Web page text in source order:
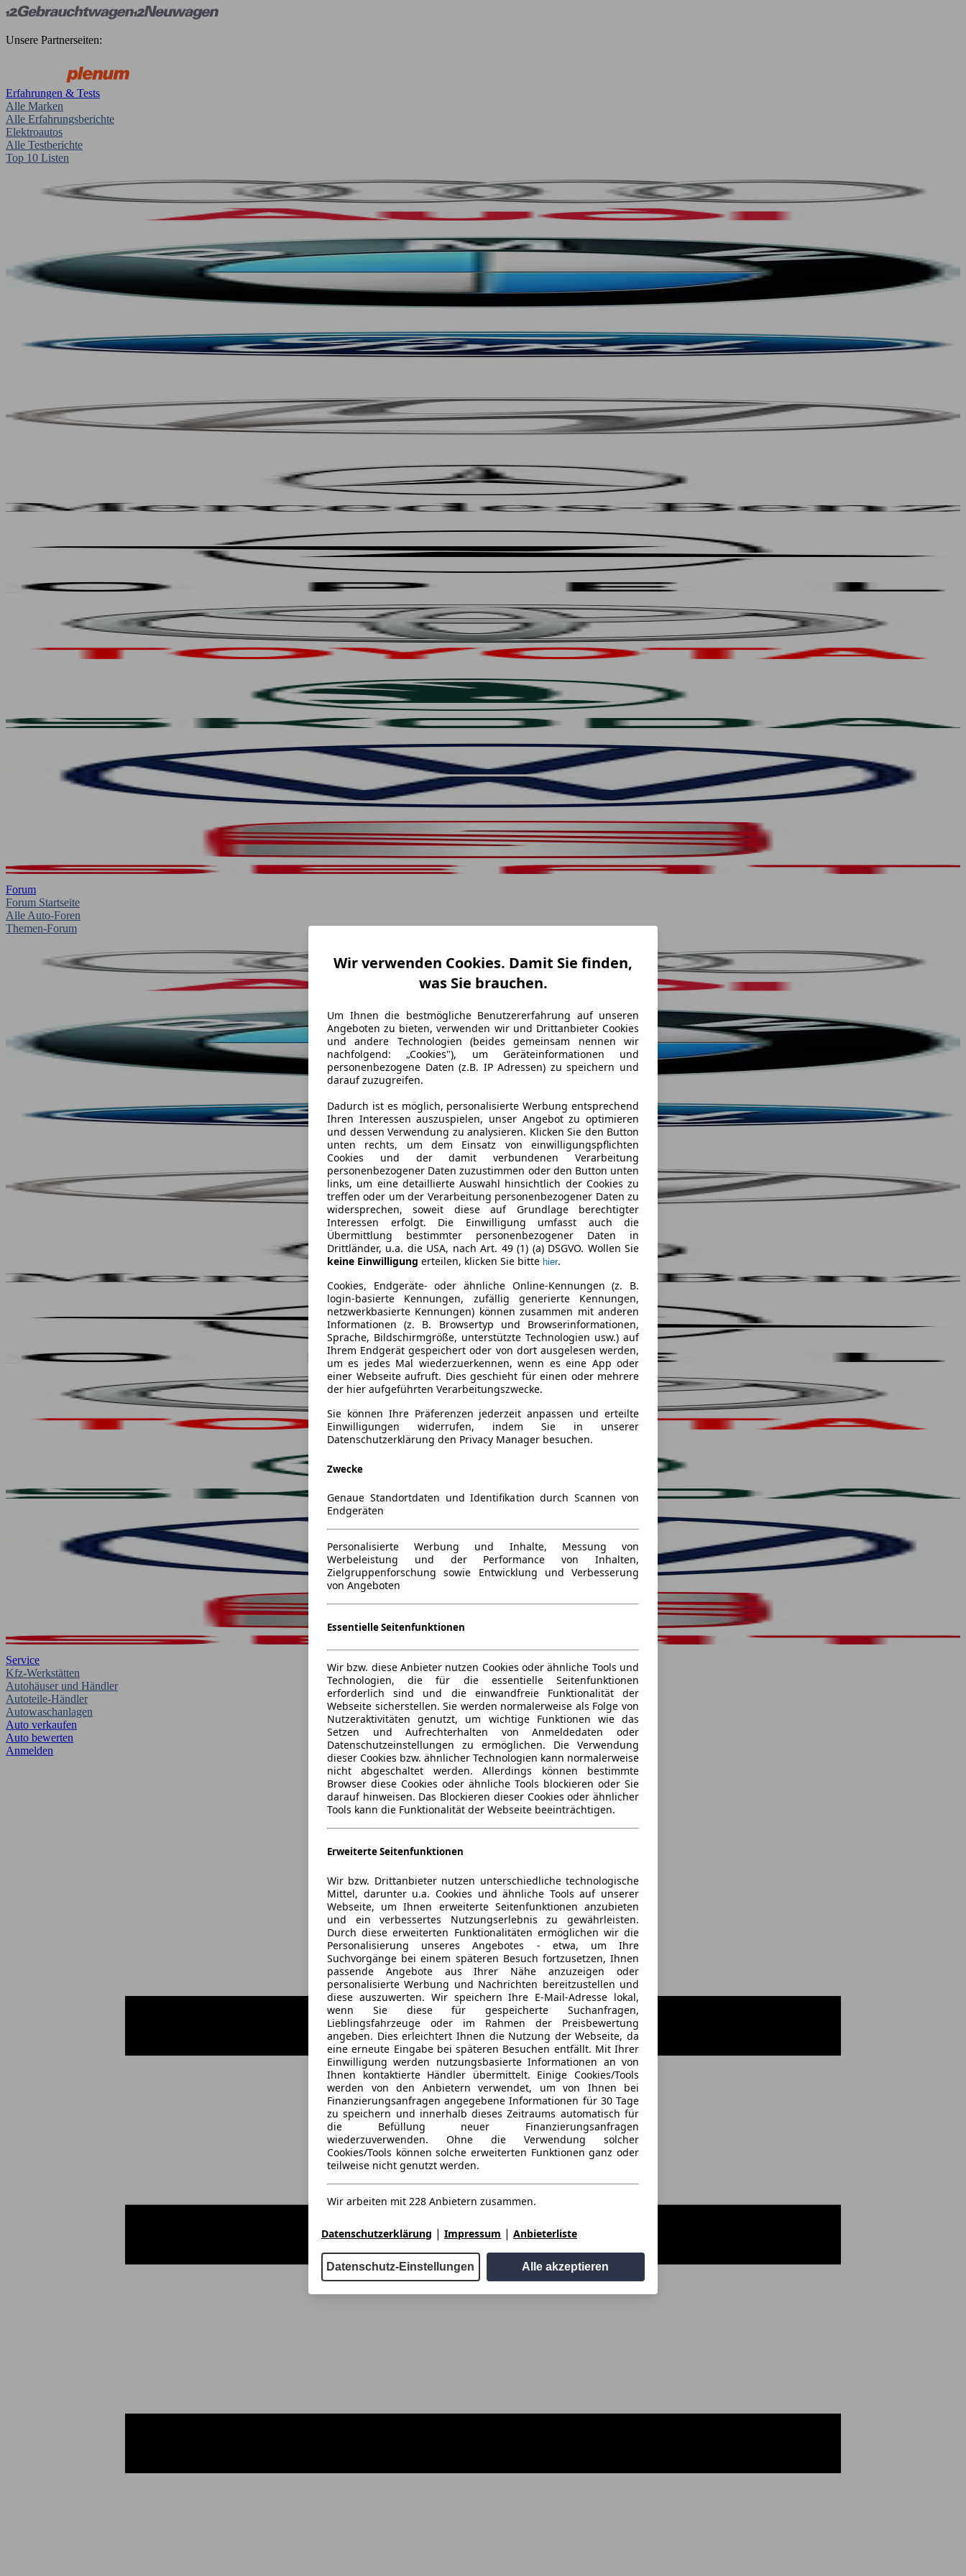
Unsere Partnerseiten:
Erfahrungen & Tests
Alle Marken
Alle Erfahrungsberichte
Elektroautos
Alle Testberichte
Top 10 Listen
Forum
Forum Startseite
Alle Auto-Foren
Themen-Forum
Service
Kfz-Werkstätten
Autohäuser und Händler
Autoteile-Händler
Autowaschanlagen
Auto verkaufen
Auto bewerten
Anmelden
Wir verwenden Cookies. Damit Sie finden,
was Sie brauchen.
Um Ihnen die bestmögliche Benutzererfahrung auf unseren
Angeboten zu bieten, verwenden wir und Drittanbieter Cookies
und andere Technologien (beides gemeinsam nennen wir
nachfolgend: „Cookies"), um Geräteinformationen und
personenbezogene Daten (z.B. IP Adressen) zu speichern und
darauf zuzugreifen.
Dadurch ist es möglich, personalisierte Werbung entsprechend
Ihren Interessen auszuspielen, unser Angebot zu optimieren
und dessen Verwendung zu analysieren. Klicken Sie den Button
unten rechts, um dem Einsatz von einwilligungspflichten
Cookies und der damit verbundenen Verarbeitung
personenbezogener Daten zuzustimmen oder den Button unten
links, um eine detaillierte Auswahl hinsichtlich der Cookies zu
treffen oder um der Verarbeitung personenbezogener Daten zu
widersprechen, soweit diese auf Grundlage berechtigter
Interessen erfolgt. Die Einwilligung umfasst auch die
Übermittlung bestimmter personenbezogener Daten in
Drittländer, u.a. die USA, nach Art. 49 (1) (a) DSGVO. Wollen Sie
keine Einwilligung erteilen, klicken Sie bitte hier.
Cookies, Endgeräte- oder ähnliche Online-Kennungen (z. B.
login-basierte Kennungen, zufällig generierte Kennungen,
netzwerkbasierte Kennungen) können zusammen mit anderen
Informationen (z. B. Browsertyp und Browserinformationen,
Sprache, Bildschirmgröße, unterstützte Technologien usw.) auf
Ihrem Endgerät gespeichert oder von dort ausgelesen werden,
um es jedes Mal wiederzuerkennen, wenn es eine App oder
einer Webseite aufruft. Dies geschieht für einen oder mehrere
der hier aufgeführten Verarbeitungszwecke.
Sie können Ihre Präferenzen jederzeit anpassen und erteilte
Einwilligungen widerrufen, indem Sie in unserer
Datenschutzerklärung den Privacy Manager besuchen.
Zwecke
Genaue Standortdaten und Identifikation durch Scannen von
Endgeräten
Personalisierte Werbung und Inhalte, Messung von
Werbeleistung und der Performance von Inhalten,
Zielgruppenforschung sowie Entwicklung und Verbesserung
von Angeboten
Essentielle Seitenfunktionen
Wir bzw. diese Anbieter nutzen Cookies oder ähnliche Tools und
Technologien, die für die essentielle Seitenfunktionen
erforderlich sind und die einwandfreie Funktionalität der
Webseite sicherstellen. Sie werden normalerweise als Folge von
Nutzeraktivitäten genutzt, um wichtige Funktionen wie das
Setzen und Aufrechterhalten von Anmeldedaten oder
Datenschutzeinstellungen zu ermöglichen. Die Verwendung
dieser Cookies bzw. ähnlicher Technologien kann normalerweise
nicht abgeschaltet werden. Allerdings können bestimmte
Browser diese Cookies oder ähnliche Tools blockieren oder Sie
darauf hinweisen. Das Blockieren dieser Cookies oder ähnlicher
Tools kann die Funktionalität der Webseite beeinträchtigen.
Erweiterte Seitenfunktionen
Wir bzw. Drittanbieter nutzen unterschiedliche technologische
Mittel, darunter u.a. Cookies und ähnliche Tools auf unserer
Webseite, um Ihnen erweiterte Seitenfunktionen anzubieten
und ein verbessertes Nutzungserlebnis zu gewährleisten.
Durch diese erweiterten Funktionalitäten ermöglichen wir die
Personalisierung unseres Angebotes - etwa, um Ihre
Suchvorgänge bei einem späteren Besuch fortzusetzen, Ihnen
passende Angebote aus Ihrer Nähe anzuzeigen oder
personalisierte Werbung und Nachrichten bereitzustellen und
diese auszuwerten. Wir speichern Ihre E-Mail-Adresse lokal,
wenn Sie diese für gespeicherte Suchanfragen,
Lieblingsfahrzeuge oder im Rahmen der Preisbewertung
angeben. Dies erleichtert Ihnen die Nutzung der Webseite, da
eine erneute Eingabe bei späteren Besuchen entfällt. Mit Ihrer
Einwilligung werden nutzungsbasierte Informationen an von
Ihnen kontaktierte Händler übermittelt. Einige Cookies/Tools
werden von den Anbietern verwendet, um von Ihnen bei
Finanzierungsanfragen angegebene Informationen für 30 Tage
zu speichern und innerhalb dieses Zeitraums automatisch für
die Befüllung neuer Finanzierungsanfragen
wiederzuverwenden. Ohne die Verwendung solcher
Cookies/Tools können solche erweiterten Funktionen ganz oder
teilweise nicht genutzt werden.
Wir arbeiten mit 228 Anbietern zusammen.
Datenschutzerklärung | Impressum | Anbieterliste
Datenschutz-Einstellungen Alle akzeptieren